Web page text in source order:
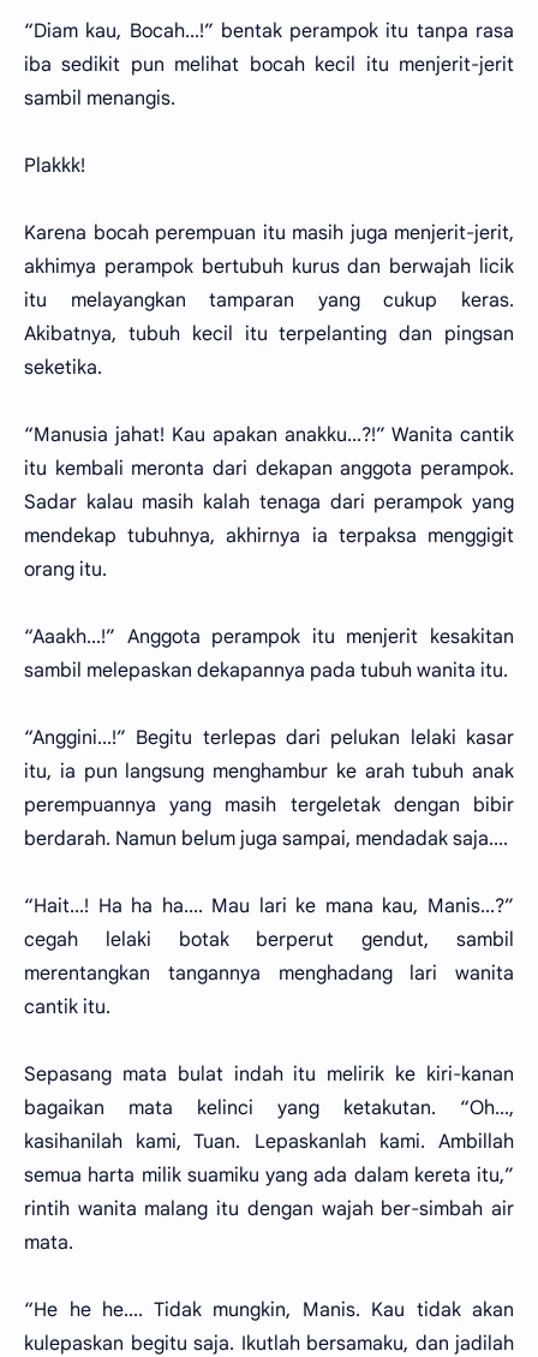
“Diam kau, Bocah...!” bentak perampok itu tanpa rasa
iba sedikit pun melihat bocah kecil itu menjerit-jerit
sambil menangis.
Plakkk!
Karena bocah perempuan itu masih juga menjerit-jerit,
akhimya perampok bertubuh kurus dan berwajah licik
itu melayangkan tamparan yang cukup keras.
Akibatnya, tubuh kecil itu terpelanting dan pingsan
seketika.
“Manusia jahat! Kau apakan anakku...?!” Wanita cantik
itu kembali meronta dari dekapan anggota perampok.
Sadar kalau masih kalah tenaga dari perampok yang
mendekap tubuhnya, akhirnya ia terpaksa menggigit
orang itu.
“Aaakh...!” Anggota perampok itu menjerit kesakitan
sambil melepaskan dekapannya pada tubuh wanita itu.
“Anggini...!” Begitu terlepas dari pelukan lelaki kasar
itu, ia pun langsung menghambur ke arah tubuh anak
perempuannya yang masih tergeletak dengan bibir
berdarah. Namun belum juga sampai, mendadak saja....
“Hait...! Ha ha ha.... Mau lari ke mana kau, Manis...?”
cegah lelaki botak berperut gendut, sambil
merentangkan tangannya menghadang lari wanita
cantik itu.
Sepasang mata bulat indah itu melirik ke kiri-kanan
bagaikan mata kelinci yang ketakutan. “Oh...,
kasihanilah kami, Tuan. Lepaskanlah kami. Ambillah
semua harta milik suamiku yang ada dalam kereta itu,”
rintih wanita malang itu dengan wajah ber-simbah air
mata.
“He he he.... Tidak mungkin, Manis. Kau tidak akan
kulepaskan begitu saja. Ikutlah bersamaku, dan jadilah